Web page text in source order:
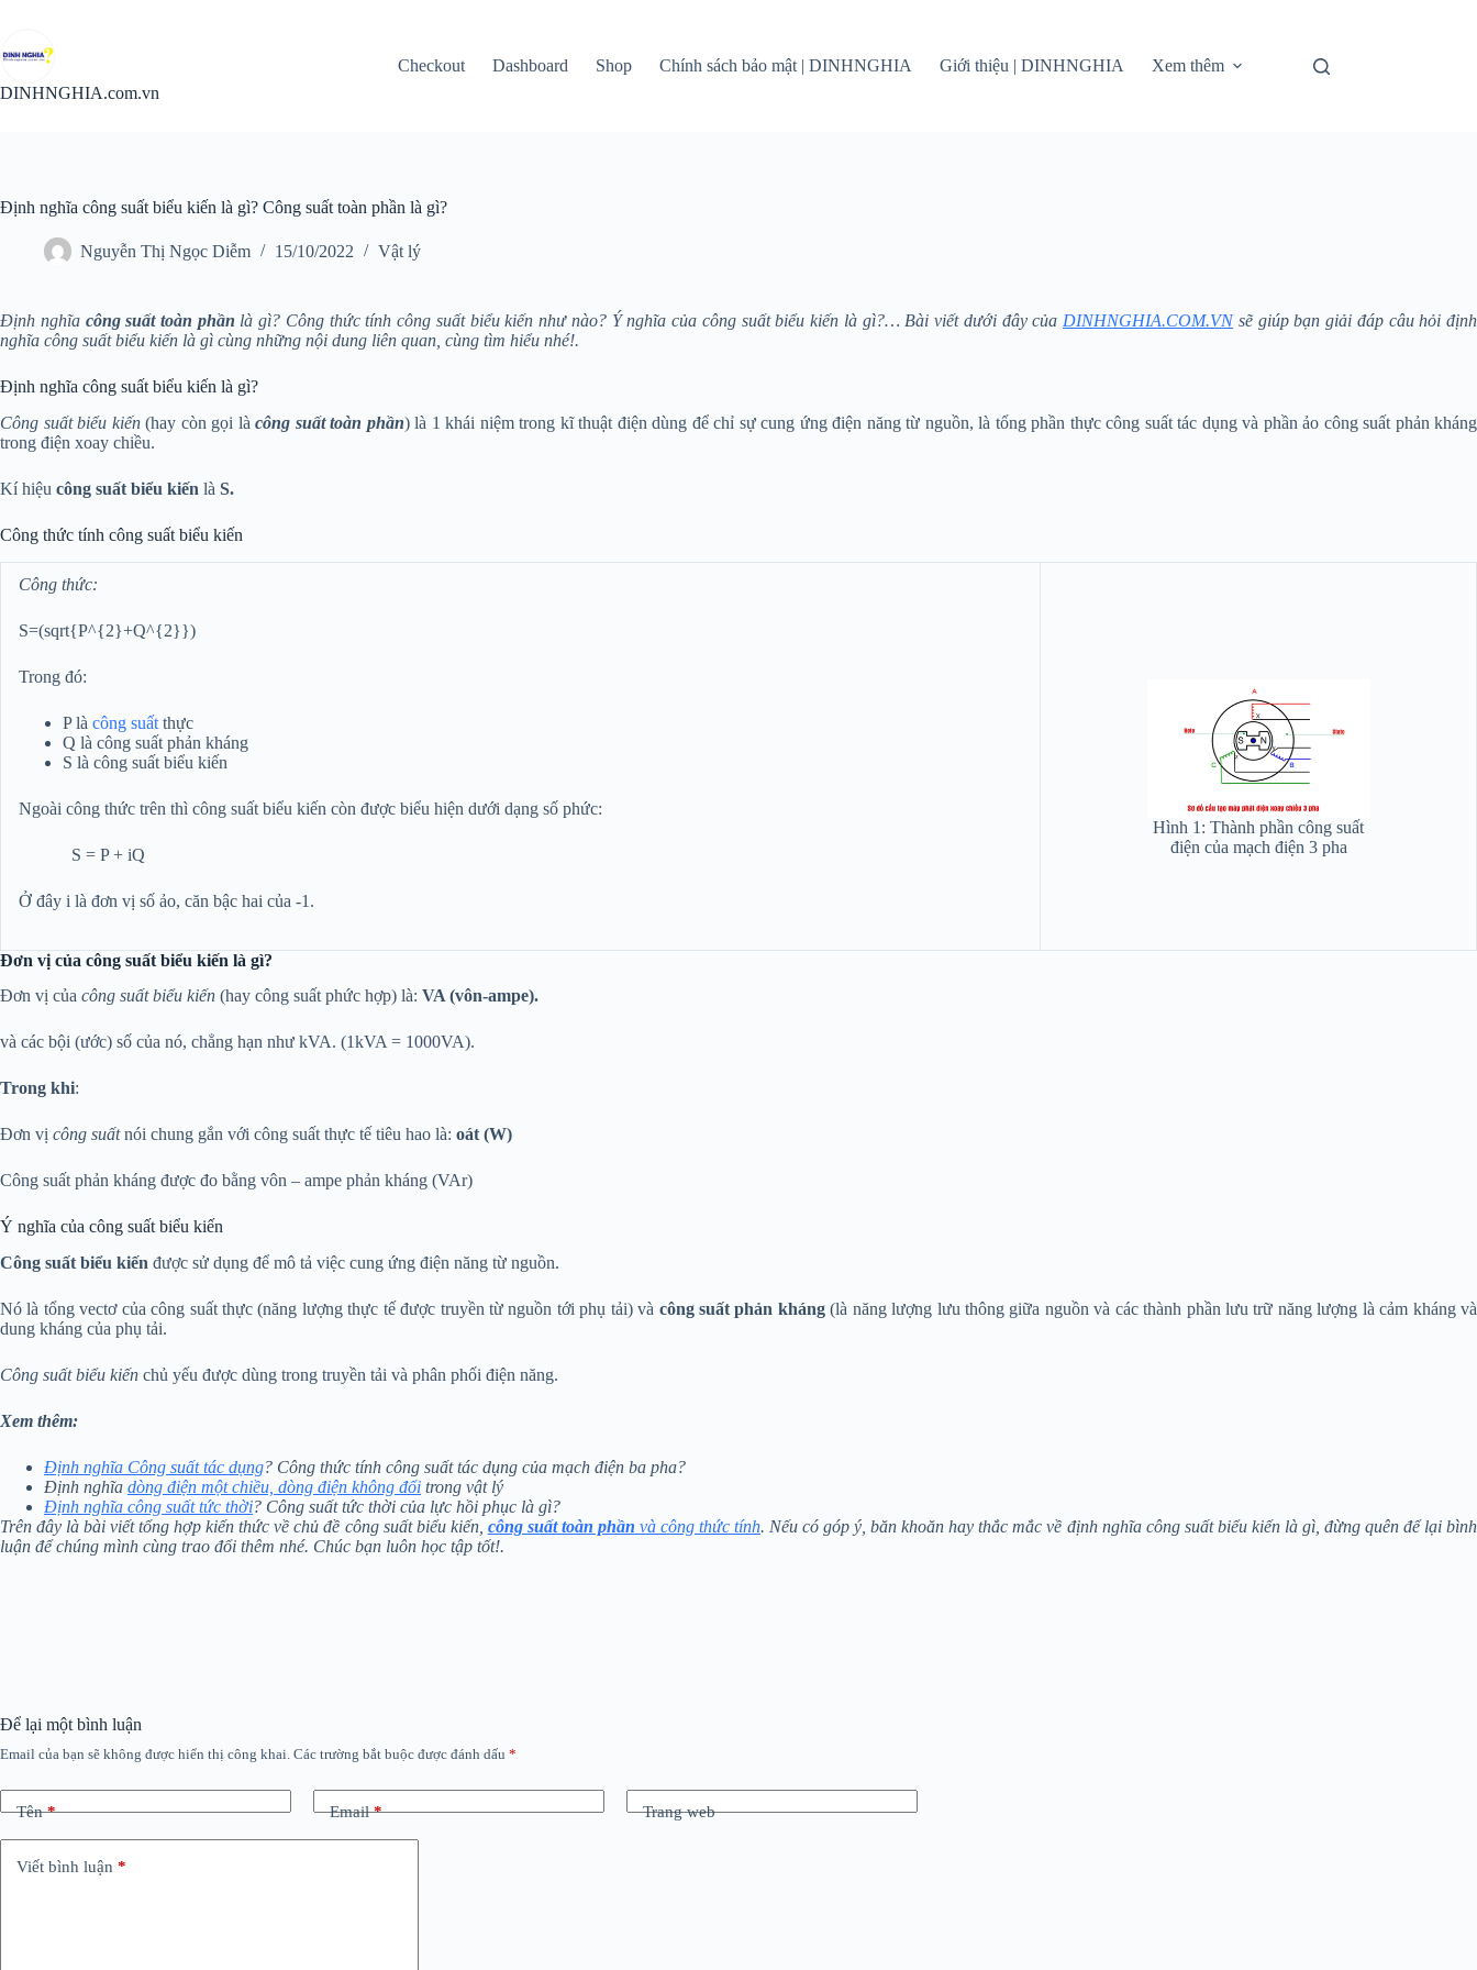
phần
nội
dung
DINHNGHIA.com.vn
Checkout Dashboard Shop Chính sách bảo mật | DINHNGHIA Giới thiệu | DINHNGHIA Xem thêm
Định nghĩa công suất biểu kiến là gì? Công suất toàn phần là gì?
Nguyễn Thị Ngọc Diễm 15/10/2022 Vật lý
Định nghĩa công suất toàn phần là gì? Công thức tính công suất biểu kiến như nào? Ý nghĩa của công suất biểu kiến là gì?… Bài viết dưới đây của DINHNGHIA.COM.VNsẽ giúp bạn giải đáp câu hỏi định
nghĩa công suất biểu kiến là gì cùng những nội dung liên quan, cùng tìm hiểu nhé!.
Định nghĩa công suất biểu kiến là gì?
Công suất biểu kiến(hay còn gọi là công suất toàn phần) là 1 khái niệm trong kĩ thuật điện dùng để chỉ sự cung ứng điện năng từ nguồn, là tổng phần thực công suất tác dụng và phần ảo công suất phản kháng
trong điện xoay chiều.
Kí hiệu công suất biểu kiến là S.
Công thức tính công suất biểu kiến
Công thức:
S=(sqrt{P^{2}+Q^{2}})
Trong đó:
P là công suất thực
Q là công suất phản kháng
S là công suất biểu kiến
Ngoài công thức trên thì công suất biểu kiến còn được biểu hiện dưới dạng số phức:
S = P + iQ
Ở đây i là đơn vị số ảo, căn bậc hai của -1.
Hình 1: Thành phần công suất
điện của mạch điện 3 pha
Đơn vị của công suất biểu kiến là gì?
Đơn vị của công suất biểu kiến (hay công suất phức hợp) là: VA (vôn-ampe).
và các bội (ước) số của nó, chẳng hạn như kVA. (1kVA = 1000VA).
Trong khi:
Đơn vị công suấtnói chung gắn với công suất thực tế tiêu hao là: oát (W)
Công suất phản kháng được đo bằng vôn – ampe phản kháng (VAr)
Ý nghĩa của công suất biểu kiến
Công suất biểu kiến được sử dụng để mô tả việc cung ứng điện năng từ nguồn.
Nó là tổng vectơ của công suất thực (năng lượng thực tế được truyền từ nguồn tới phụ tải) và công suất phản kháng(là năng lượng lưu thông giữa nguồn và các thành phần lưu trữ năng lượng là cảm kháng và
dung kháng của phụ tải.
Công suất biểu kiến chủ yếu được dùng trong truyền tải và phân phối điện năng.
Xem thêm:
Định nghĩa Công suất tác dụng? Công thức tính công suất tác dụng của mạch điện ba pha?
Định nghĩa dòng điện một chiều, dòng điện không đổi trong vật lý
Định nghĩa công suất tức thời? Công suất tức thời của lực hồi phục là gì?
Trên đây là bài viết tổng hợp kiến thức về chủ đề công suất biểu kiến, công suất toàn phần và công thức tính. Nếu có góp ý, băn khoăn hay thắc mắc về định nghĩa công suất biểu kiến là gì, đừng quên để lại bình
luận để chúng mình cùng trao đổi thêm nhé. Chúc bạn luôn học tập tốt!.
Để lại một bình luận
Email của bạn sẽ không được hiển thị công khai. Các trường bắt buộc được đánh dấu *
Tên* Email* Trang web
Viết bình luận *